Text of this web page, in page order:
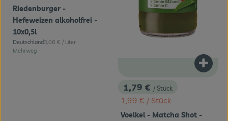
Riedenburger -
Hefeweizen alkoholfrei -
10x0,5l
, Herkunft:
Deutschland, Referenzpreis:
3,06 € / Liter
Mehrweg
, Preis:
1,79 € / Stück
, Alter Preis:
1,99 €/ Stück
Voelkel - Matcha Shot -